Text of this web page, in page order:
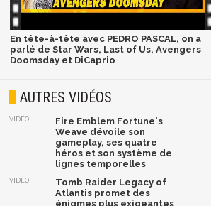
En tête-à-tête avec PEDRO PASCAL, on a
parlé de Star Wars, Last of Us, Avengers
Doomsday et DiCaprio
AUTRES VIDÉOS
VIDÉO
Fire Emblem Fortune's
Weave dévoile son
gameplay, ses quatre
héros et son système de
lignes temporelles
VIDÉO
Tomb Raider Legacy of
Atlantis promet des
énigmes plus exigeantes